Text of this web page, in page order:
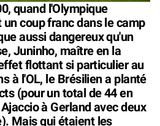
quand l'Olympique
coup franc dans le camp
aussi dangereux qu'un
Juninho, maître en la
flottant si particulier au
à l'OL, le Brésilien a planté
(pour un total de 44 en
à Gerland avec deux
Mais qui étaient les